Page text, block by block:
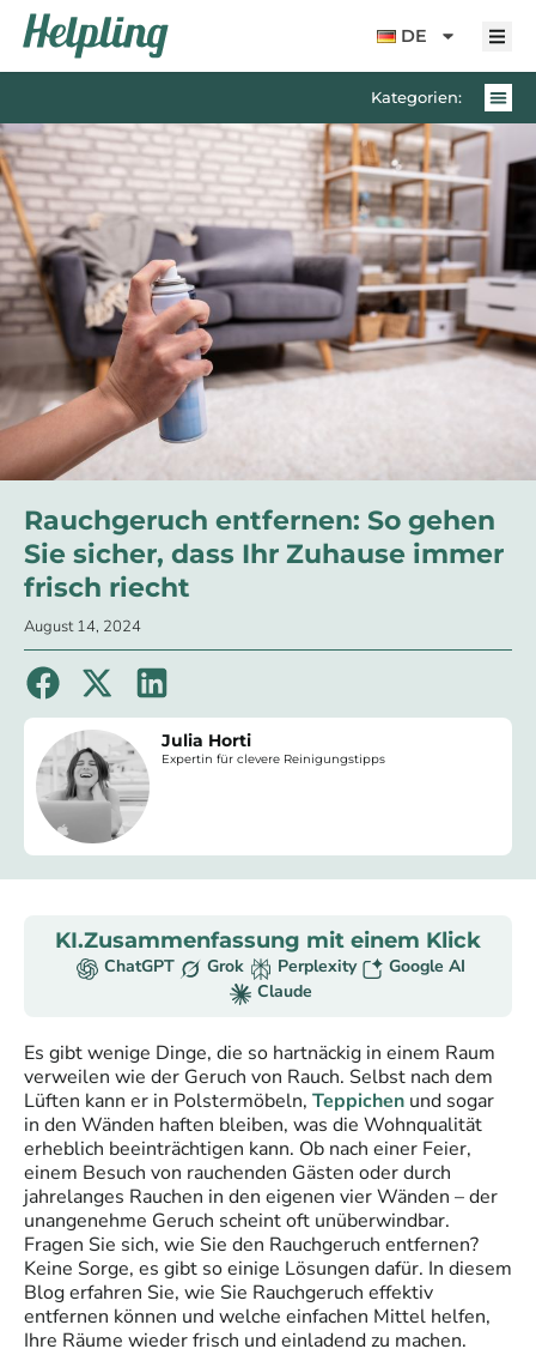
springen
DE
Kategorien:
Rauchgeruch entfernen: So gehen
Sie sicher, dass Ihr Zuhause immer
frisch riecht
August 14, 2024
Julia Horti
Expertin für clevere Reinigungstipps
KI.Zusammenfassung mit einem Klick
ChatGPT Grok Perplexity
Google AI
Claude
Es gibt wenige Dinge, die so hartnäckig in einem Raum
verweilen wie der Geruch von Rauch. Selbst nach dem
Lüften kann er in Polstermöbeln, Teppichen und sogar
in den Wänden haften bleiben, was die Wohnqualität
erheblich beeinträchtigen kann. Ob nach einer Feier,
einem Besuch von rauchenden Gästen oder durch
jahrelanges Rauchen in den eigenen vier Wänden – der
unangenehme Geruch scheint oft unüberwindbar.
Fragen Sie sich, wie Sie den Rauchgeruch entfernen?
Keine Sorge, es gibt so einige Lösungen dafür. In diesem
Blog erfahren Sie, wie Sie Rauchgeruch effektiv
entfernen können und welche einfachen Mittel helfen,
Ihre Räume wieder frisch und einladend zu machen.